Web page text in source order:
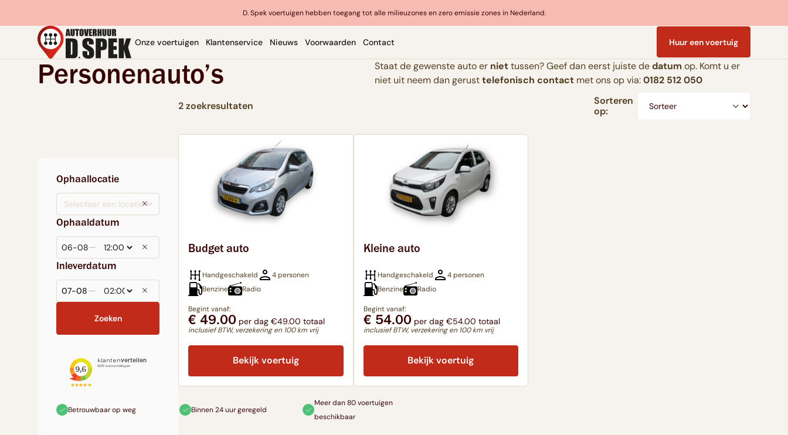
D. Spek voertuigen hebben toegang tot alle milieuzones en zero emissie zones in Nederland.
Onze voertuigen Klantenservice Nieuws Voorwaarden Contact Huur een voertuig
Personenauto’s Staat de gewenste auto er niettussen? Geef dan eerst juiste dedatum op. Komt u er
niet uit neem dan gerusttelefonisch contact met ons op via:0182 512 050
Ophaallocatie
Ophaaldatum
Inleverdatum
Betrouwbaar op weg Binnen 24 uur geregeld
Meer dan 80 voertuigen
beschikbaar
2 zoekresultaten
Sorteren
op:
Budget auto
Handgeschakeld
4 personen
Benzine
Radio
Begint vanaf:
€ 49.00 per dag €49.00 totaal
inclusief BTW, verzekering en 100 km vrij
Bekijk voertuig
Kleine auto
Handgeschakeld
4 personen
Benzine
Radio
Begint vanaf:
€ 54.00per dag €54.00 totaal
inclusief BTW, verzekering en 100 km vrij
Bekijk voertuig